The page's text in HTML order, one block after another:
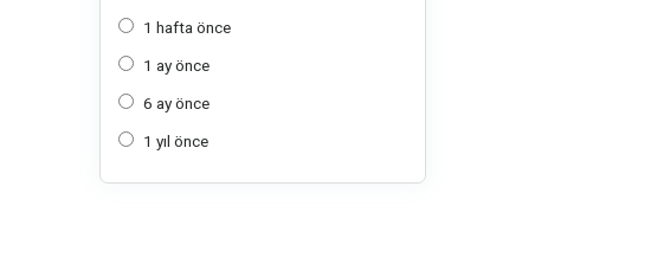
1 hafta önce
1 ay önce
6 ay önce
1 yıl önce